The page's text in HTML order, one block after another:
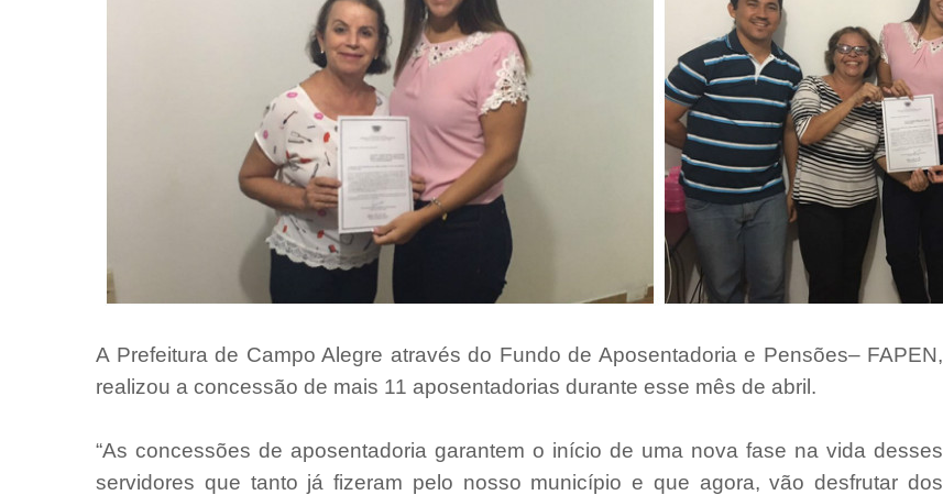
A Prefeitura de Campo Alegre através do Fundo de Aposentadoria e Pensões– FAPEN,
realizou a concessão de mais 11 aposentadorias durante esse mês de abril.
“As concessões de aposentadoria garantem o início de uma nova fase na vida desses
servidores que tanto já fizeram pelo nosso município e que agora, vão desfrutar dos